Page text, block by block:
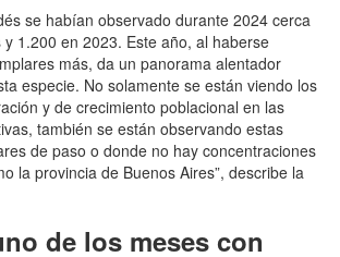
se habían observado durante 2024 cerca
1.200 en 2023. Este año, al haberse
más, da un panorama alentador
especie. No solamente se están viendo los
y de crecimiento poblacional en las
también se están observando estas
de paso o donde no hay concentraciones
la provincia de Buenos Aires”, describe la
de los meses con